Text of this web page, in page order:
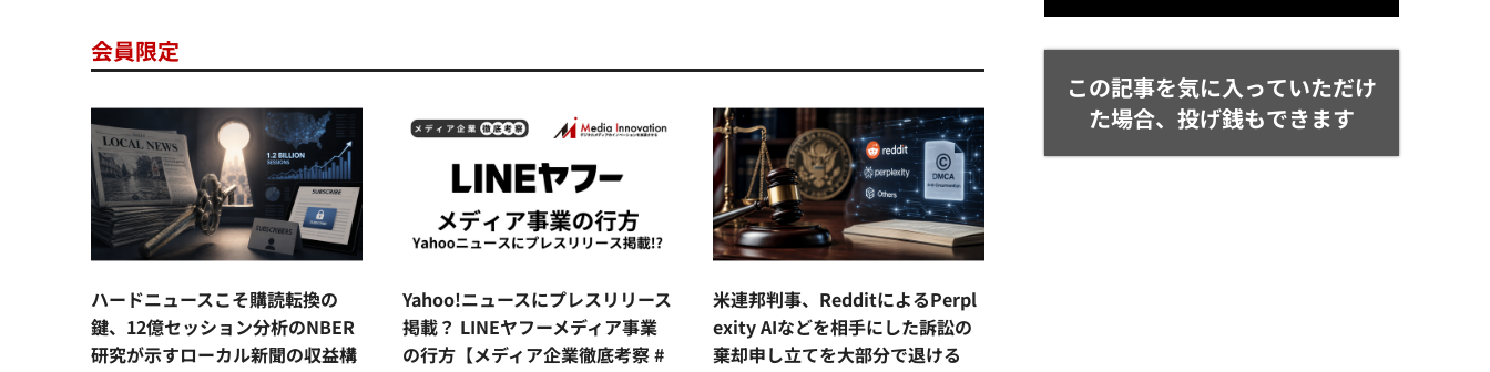
会員限定
ハードニュースこそ購読転換の
鍵、12億セッション分析のNBER
研究が示すローカル新聞の収益構
Yahoo!ニュースにプレスリリース
掲載？ LINEヤフーメディア事業
の行方【メディア企業徹底考察 #
米連邦判事、RedditによるPerpl
exity AIなどを相手にした訴訟の
棄却申し立てを大部分で退ける
この記事を気に入っていただけ
た場合、投げ銭もできます